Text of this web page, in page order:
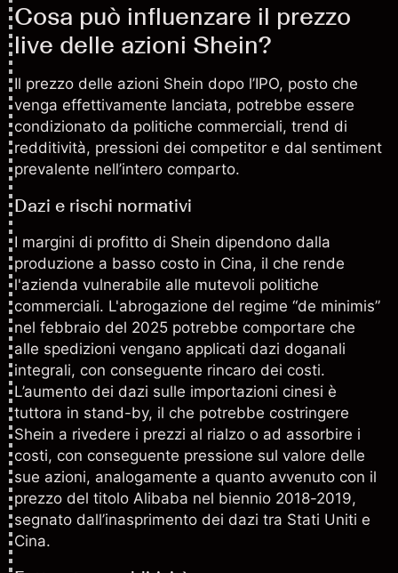
Cosa può influenzare il prezzo
live delle azioni Shein?
Il prezzo delle azioni Shein dopo l’IPO, posto che
venga effettivamente lanciata, potrebbe essere
condizionato da politiche commerciali, trend di
redditività, pressioni dei competitor e dal sentiment
prevalente nell’intero comparto.
Dazi e rischi normativi
I margini di profitto di Shein dipendono dalla
produzione a basso costo in Cina, il che rende
l'azienda vulnerabile alle mutevoli politiche
commerciali. L'abrogazione del regime “de minimis”
nel febbraio del 2025 potrebbe comportare che
alle spedizioni vengano applicati dazi doganali
integrali, con conseguente rincaro dei costi.
L’aumento dei dazi sulle importazioni cinesi è
tuttora in stand-by, il che potrebbe costringere
Shein a rivedere i prezzi al rialzo o ad assorbire i
costi, con conseguente pressione sul valore delle
sue azioni, analogamente a quanto avvenuto con il
prezzo del titolo Alibaba nel biennio 2018-2019,
segnato dall’inasprimento dei dazi tra Stati Uniti e
Cina.